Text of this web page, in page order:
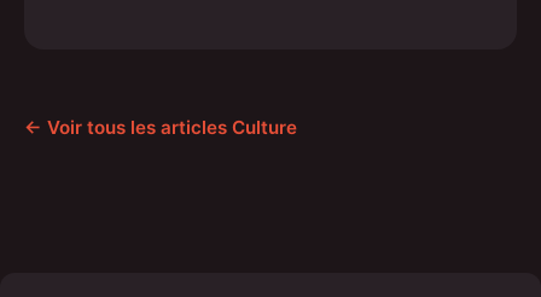
← Voir tous les articles Culture